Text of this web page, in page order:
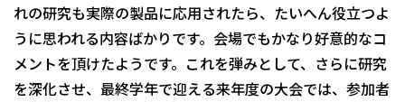
れの研究も実際の製品に応用されたら、たいへん役立つよ
うに思われる内容ばかりです。会場でもかなり好意的なコ
メントを頂けたようです。これを弾みとして、さらに研究
を深化させ、最終学年で迎える来年度の大会では、参加者